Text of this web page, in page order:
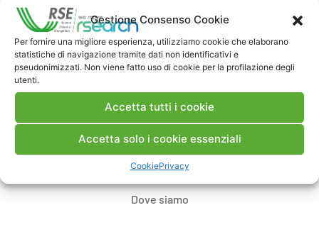
Gestione Consenso Cookie
Per fornire una migliore esperienza, utilizziamo cookie che elaborano
statistiche di navigazione tramite dati non identificativi e
pseudonimizzati. Non viene fatto uso di cookie per la profilazione degli
utenti.
Accetta tutti i cookie
Accetta solo i cookie essenziali
CookiePrivacy
Contatti
Note Legali
Dove siamo